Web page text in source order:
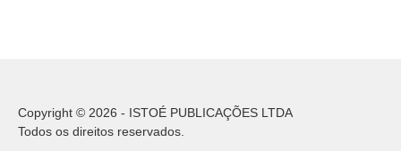
Copyright © 2026 - ISTOÉ PUBLICAÇÕES LTDA
Todos os direitos reservados.